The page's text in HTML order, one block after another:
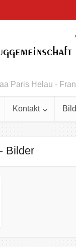
Paris Helau -
Kontakt
Bilder